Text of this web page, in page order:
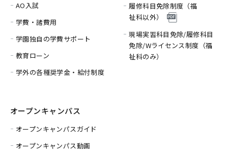
AO入試
学費・諸費用
学園独自の学費サポート
教育ローン
学外の各種奨学金・給付制度
履修科目免除制度（福
祉科以外）
現場実習科目免除/履修科目
免除/Wライセンス制度（福
祉科のみ）
オープンキャンパス
オープンキャンパスガイド
オープンキャンパス動画